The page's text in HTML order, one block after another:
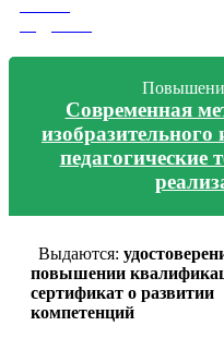
Современная
изобразительного
педагогические
Выдаются:
повышении
сертификат о развитии
компетенций